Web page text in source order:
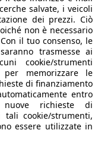
salvate, i veicoli
dei prezzi. Ciò
non è necessario
il tuo consenso, le
trasmesse ai
cookie/strumenti
memorizzare le
di finanziamento
entro
richieste di
tali cookie/strumenti,
essere utilizzate in